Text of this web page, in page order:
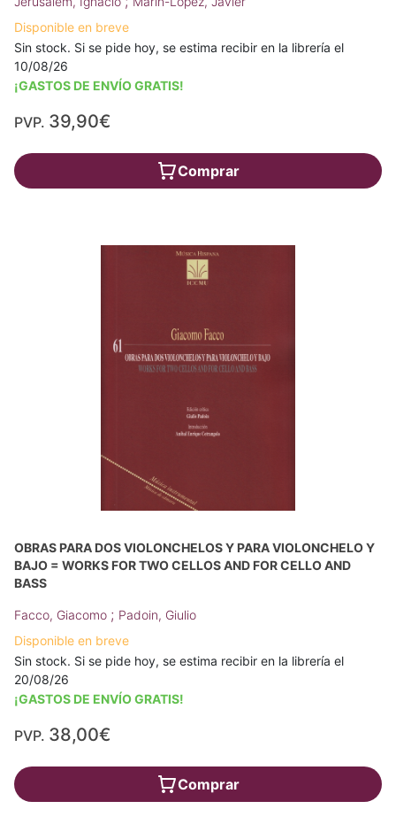
Disponible en breve
Sin stock. Si se pide hoy, se estima recibir en la librería el
10/08/26
¡GASTOS DE ENVÍO GRATIS!
PVP. 39,90€
Comprar
OBRAS PARA DOS VIOLONCHELOS Y PARA VIOLONCHELO Y
BAJO = WORKS FOR TWO CELLOS AND FOR CELLO AND
BASS
Facco, Giacomo ; Padoin, Giulio
Disponible en breve
Sin stock. Si se pide hoy, se estima recibir en la librería el
20/08/26
¡GASTOS DE ENVÍO GRATIS!
PVP. 38,00€
Comprar